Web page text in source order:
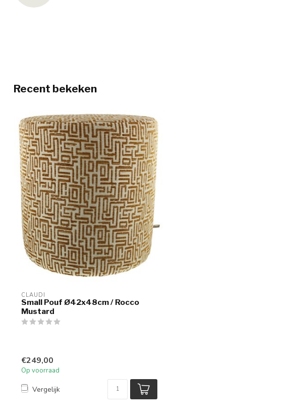
Recent bekeken
CLAUDI
Small Pouf Ø42x48cm / Rocco
Mustard
€249,00
Op voorraad
Vergelijk